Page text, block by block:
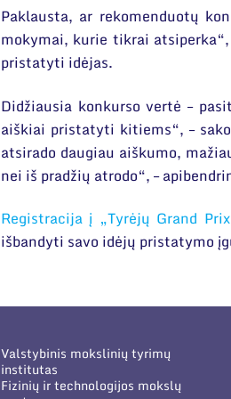
Paklausta, ar rekomenduotų
mokymai, kurie tikrai
pristatyti idėjas.
Didžiausia konkurso vertė –
aiškiai pristatyti kitiems“, –
atsirado daugiau aiškumo,
nei iš pradžių atrodo“, –
Registracija į „Tyrėjų Grand
išbandyti savo idėjų pristatymo
Valstybinis mokslinių tyrimų
institutas
Fizinių ir technologijos mokslų